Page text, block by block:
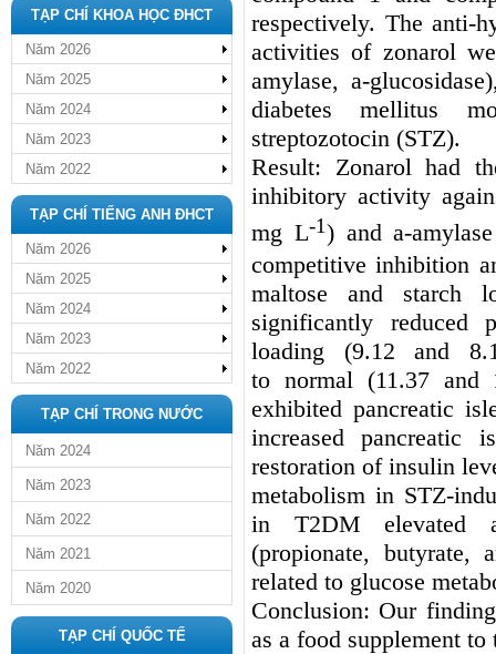
TẠP CHÍ KHOA HỌC ĐHCT
Năm 2026
Năm 2025
Năm 2024
Năm 2023
Năm 2022
TẠP CHÍ TIẾNG ANH ĐHCT
Năm 2026
Năm 2025
Năm 2024
Năm 2023
Năm 2022
TẠP CHÍ TRONG NƯỚC
Năm 2024
Năm 2023
Năm 2022
Năm 2021
Năm 2020
TẠP CHÍ QUỐC TẾ
respectively. The anti-
activities of zonarol
amylase, a-
diabetes mellitus
streptozotocin (STZ).
Result: Zonarol had
inhibitory activity
mg L-1) anda-
competitive inhibition
maltose and starch
significantly reduced
loading (9.12 and
to normal (11.37 and
exhibited pancreatic
increased pancreatic
restoration of insulin
metabolism in STZ-
in T2DM elevated
(propionate, butyrate,
related to glucose
Conclusion: Our fi
as a food supplement